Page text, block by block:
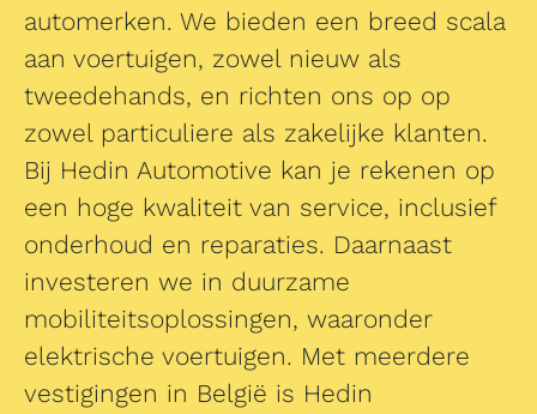
automerken. We bieden een breed scala
aan voertuigen, zowel nieuw als
tweedehands, en richten ons op op
zowel particuliere als zakelijke klanten.
Bij Hedin Automotive kan je rekenen op
een hoge kwaliteit van service, inclusief
onderhoud en reparaties. Daarnaast
investeren we in duurzame
mobiliteitsoplossingen, waaronder
elektrische voertuigen. Met meerdere
vestigingen in België is Hedin